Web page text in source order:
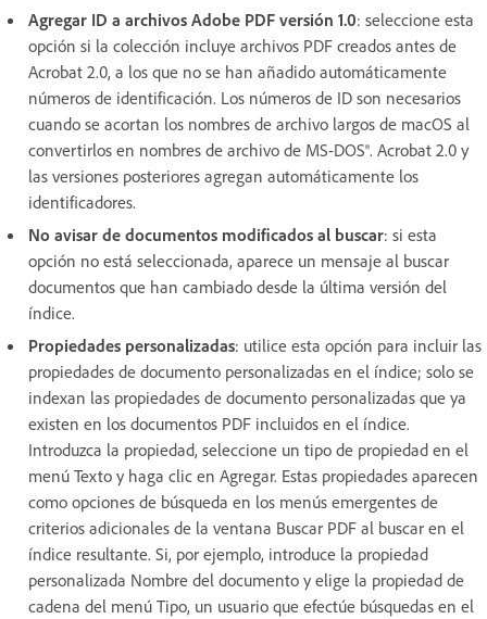
Agregar ID a archivos Adobe PDF versión 1.0: seleccione esta
opción si la colección incluye archivos PDF creados antes de
Acrobat 2.0, a los que no se han añadido automáticamente
números de identificación. Los números de ID son necesarios
cuando se acortan los nombres de archivo largos de macOS al
convertirlos en nombres de archivo de MS-DOS®. Acrobat 2.0 y
las versiones posteriores agregan automáticamente los
identificadores.
No avisar de documentos modificados al buscar: si esta
opción no está seleccionada, aparece un mensaje al buscar
documentos que han cambiado desde la última versión del
índice.
Propiedades personalizadas: utilice esta opción para incluir las
propiedades de documento personalizadas en el índice; solo se
indexan las propiedades de documento personalizadas que ya
existen en los documentos PDF incluidos en el índice.
Introduzca la propiedad, seleccione un tipo de propiedad en el
menú Texto y haga clic en Agregar. Estas propiedades aparecen
como opciones de búsqueda en los menús emergentes de
criterios adicionales de la ventana Buscar PDF al buscar en el
índice resultante. Si, por ejemplo, introduce la propiedad
personalizada Nombre del documento y elige la propiedad de
cadena del menú Tipo, un usuario que efectúe búsquedas en el